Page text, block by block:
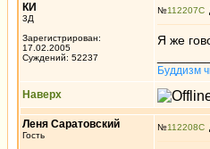
КИ
3Д
Зарегистрирован:
17.02.2005
Суждений: 52237
№112207
Я же
Буддизм
Наверх
Леня Саратовский
Гость
№112208